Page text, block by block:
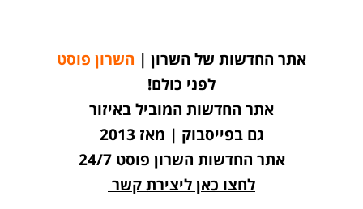
אתר החדשות של השרון | השרון פוסט
לפני כולם!
אתר החדשות המוביל באיזור
גם בפייסבוק | מאז 2013
אתר החדשות השרון פוסט 24/7
לחצו כאן ליצירת קשר